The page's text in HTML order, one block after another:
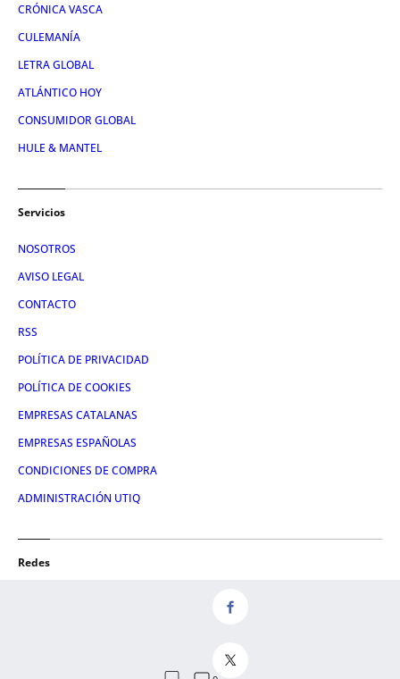
CRÓNICA VASCA
CULEMANÍA
LETRA GLOBAL
ATLÁNTICO HOY
CONSUMIDOR GLOBAL
HULE & MANTEL
Servicios
NOSOTROS
AVISO LEGAL
CONTACTO
RSS
POLÍTICA DE PRIVACIDAD
POLÍTICA DE COOKIES
EMPRESAS CATALANAS
EMPRESAS ESPAÑOLAS
CONDICIONES DE COMPRA
ADMINISTRACIÓN UTIQ
Redes